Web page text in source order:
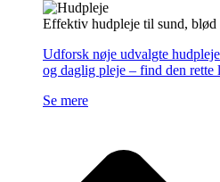
Effektiv hudpleje til sund, blød
Udforsk nøje udvalgte
og daglig pleje – find den rette
Se mere